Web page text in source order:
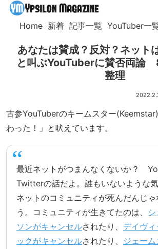
Home 新着 記事一覧 YouTuber一
あなたは賛成？反対？ネット
と叫ぶYouTuberに賛否両論
整理
古参YouTuberのキームスター
わった！」と吠えています。
最近ネットがつまんなくないか？
Twitterの話だよ。誰もいないような気
ネットのコミュニティが死んだんじ
う。コミュニティが生きてたのは、
ソンがキャンセルされたり、 デイヴィ
ックがキャンセルされたり、 ジェー